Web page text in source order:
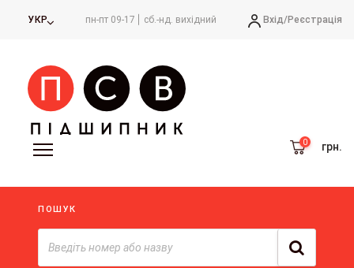
УКР пн-пт 09-17 сб.-нд. вихідний Вхід/Реєстрація
грн.
ПОШУК